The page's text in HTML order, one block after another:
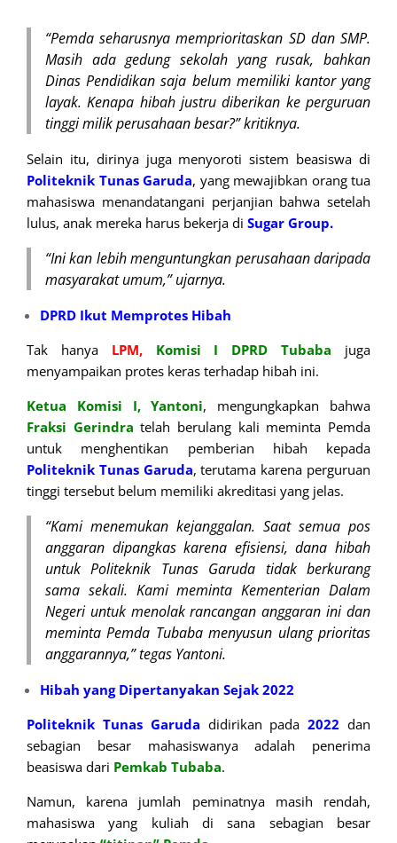
“Pemda seharusnya memprioritaskan SD dan SMP.
Masih ada gedung sekolah yang rusak, bahkan
Dinas Pendidikan saja belum memiliki kantor yang
layak. Kenapa hibah justru diberikan ke perguruan
tinggi milik perusahaan besar?” kritiknya.
Selain itu, dirinya juga menyoroti sistem beasiswa di
Politeknik Tunas Garuda, yang mewajibkan orang tua
mahasiswa menandatangani perjanjian bahwa setelah
lulus, anak mereka harus bekerja di Sugar Group.
“Ini kan lebih menguntungkan perusahaan daripada
masyarakat umum,” ujarnya.
DPRD Ikut Memprotes Hibah
Tak hanya LPM, Komisi I DPRD Tubaba juga
menyampaikan protes keras terhadap hibah ini.
Ketua Komisi I, Yantoni, mengungkapkan bahwa
Fraksi Gerindra telah berulang kali meminta Pemda
untuk menghentikan pemberian hibah kepada
Politeknik Tunas Garuda, terutama karena perguruan
tinggi tersebut belum memiliki akreditasi yang jelas.
“Kami menemukan kejanggalan. Saat semua pos
anggaran dipangkas karena efisiensi, dana hibah
untuk Politeknik Tunas Garuda tidak berkurang
sama sekali. Kami meminta Kementerian Dalam
Negeri untuk menolak rancangan anggaran ini dan
meminta Pemda Tubaba menyusun ulang prioritas
anggarannya,” tegas Yantoni.
Hibah yang Dipertanyakan Sejak 2022
Politeknik Tunas Garuda didirikan pada2022 dan
sebagian besar mahasiswanya adalah penerima
beasiswa dari Pemkab Tubaba.
Namun, karena jumlah peminatnya masih rendah,
mahasiswa yang kuliah di sana sebagian besar